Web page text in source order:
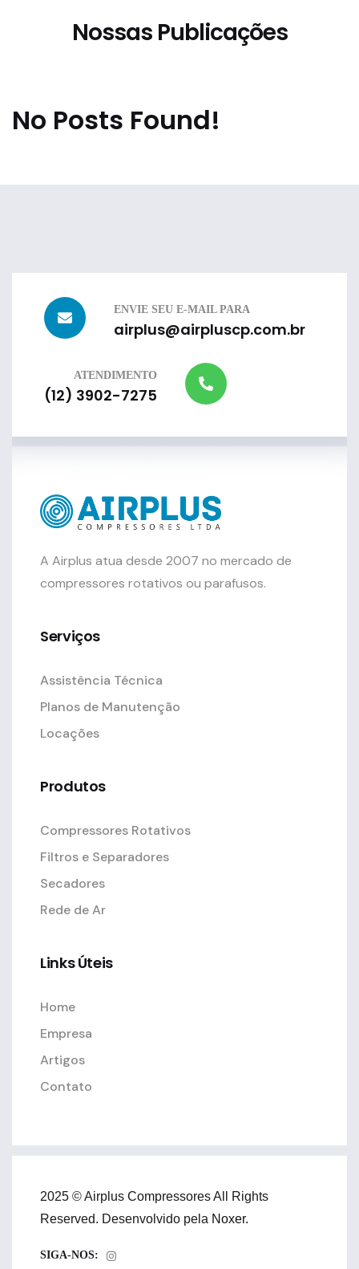
Nossas Publicações
No Posts Found!
ENVIE SEU E-MAIL PARA
airplus@airpluscp.com.br
ATENDIMENTO
(12) 3902-7275
A Airplus atua desde 2007 no mercado de
compressores rotativos ou parafusos.
Serviços
Assistência Técnica
Planos de Manutenção
Locações
Produtos
Compressores Rotativos
Filtros e Separadores
Secadores
Rede de Ar
Links Úteis
Home
Empresa
Artigos
Contato
2025 © Airplus Compressores All Rights
Reserved. Desenvolvido pela Noxer.
SIGA-NOS: